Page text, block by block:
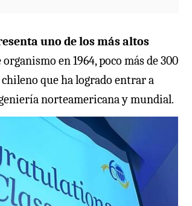
uno de los más altos
en 1964, poco más de 300
que ha logrado entrar a
norteamericana y mundial.